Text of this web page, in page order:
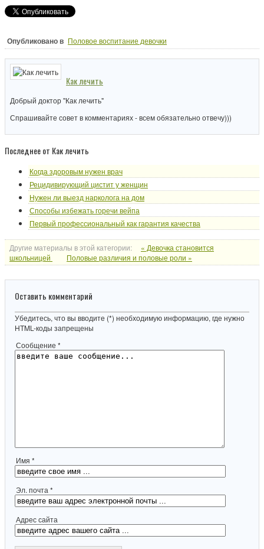
Опубликовано в Половое воспитание девочки
Как лечить
Добрый доктор "Как лечить"
Спрашивайте совет в комментариях - всем обязательно отвечу)))
Последнее от Как лечить
Когда здоровым нужен врач
Рецидивирующий цистит у женщин
Нужен ли выезд нарколога на дом
Способы избежать горечи вейпа
Первый профессиональный как гарантия качества
Другие материалы в этой категории:
« Девочка становится
школьницей
Половые различия и половые роли »
Оставить комментарий
Убедитесь, что вы вводите (*) необходимую информацию, где нужно
HTML-коды запрещены
Сообщение *
Имя *
Эл. почта *
Адрес сайта